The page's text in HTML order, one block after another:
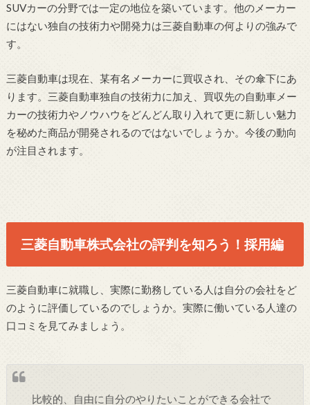
SUVカーの分野では一定の地位を築いています。他のメーカー
にはない独自の技術力や開発力は三菱自動車の何よりの強みで
す。
三菱自動車は現在、某有名メーカーに買収され、その傘下にあ
ります。三菱自動車独自の技術力に加え、買収先の自動車メー
カーの技術力やノウハウをどんどん取り入れて更に新しい魅力
を秘めた商品が開発されるのではないでしょうか。今後の動向
が注目されます。
三菱自動車株式会社の評判を知ろう！採用編
三菱自動車に就職し、実際に勤務している人は自分の会社をど
のように評価しているのでしょうか。実際に働いている人達の
口コミを見てみましょう。
比較的、自由に自分のやりたいことができる会社で